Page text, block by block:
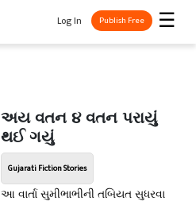
☰
Log In Publish Free
અય વતન ૪ વતન પરાયું
થઈ ગયું
Gujarati Fiction Stories
આ વાર્તા સુમીભાભીની તબિયત સુધરવા